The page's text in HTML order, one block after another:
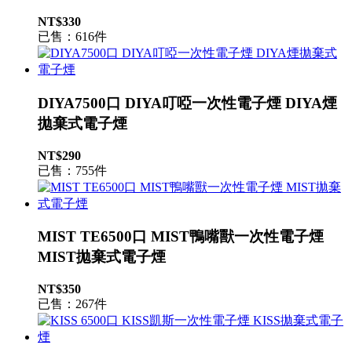
NT$330
已售：616件
DIYA7500口 DIYA叮啞一次性電子煙 DIYA煙
拋棄式電子煙
NT$290
已售：755件
MIST TE6500口 MIST鴨嘴獸一次性電子煙
MIST拋棄式電子煙
NT$350
已售：267件